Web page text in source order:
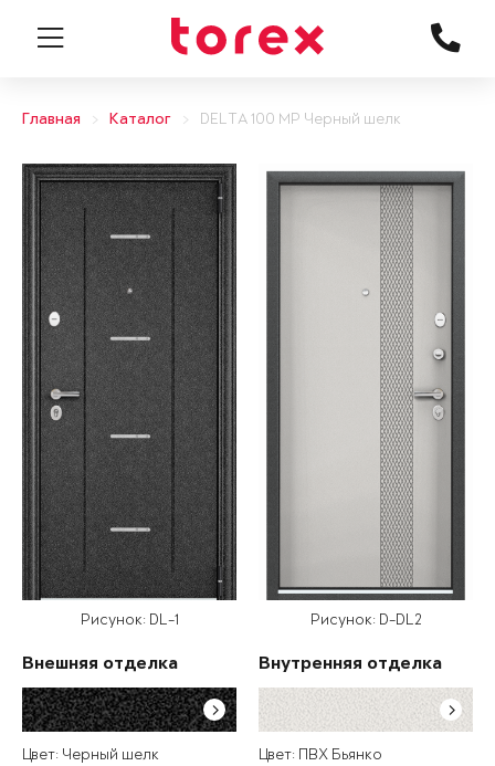
Главная Каталог DELTA 100 MP Черный шелк
Рисунок: DL-1
Внешняя отделка
Цвет: Черный шелк
Рисунок: D-DL2
Внутренняя отделка
Цвет: ПВХ Бьянко